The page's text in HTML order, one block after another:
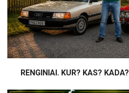
RENGINIAI. KUR? KAS? KADA?